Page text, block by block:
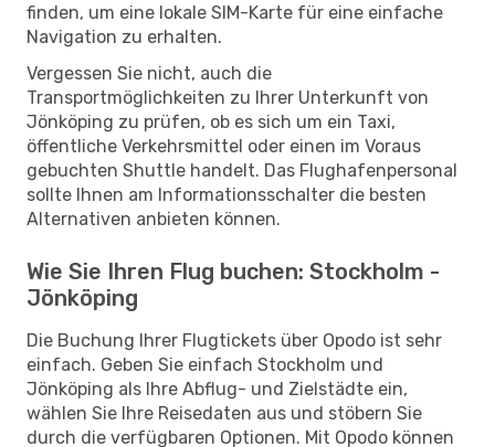
finden, um eine lokale SIM-Karte für eine einfache
Navigation zu erhalten.
Vergessen Sie nicht, auch die
Transportmöglichkeiten zu Ihrer Unterkunft von
Jönköping zu prüfen, ob es sich um ein Taxi,
öffentliche Verkehrsmittel oder einen im Voraus
gebuchten Shuttle handelt. Das Flughafenpersonal
sollte Ihnen am Informationsschalter die besten
Alternativen anbieten können.
Wie Sie Ihren Flug buchen: Stockholm -
Jönköping
Die Buchung Ihrer Flugtickets über Opodo ist sehr
einfach. Geben Sie einfach Stockholm und
Jönköping als Ihre Abflug- und Zielstädte ein,
wählen Sie Ihre Reisedaten aus und stöbern Sie
durch die verfügbaren Optionen. Mit Opodo können